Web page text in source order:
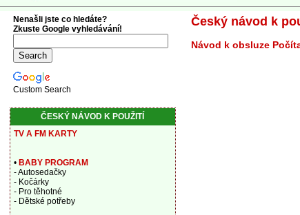
Český návod k
Návod k obsluze
Nenašli jste co hledáte?
Zkuste Google vyhledávání!
Custom Search
ČESKÝ NÁVOD K POUŽITÍ
TV A FM KARTY
• BABY PROGRAM
- Autosedačky
- Kočárky
- Pro těhotné
- Dětské potřeby